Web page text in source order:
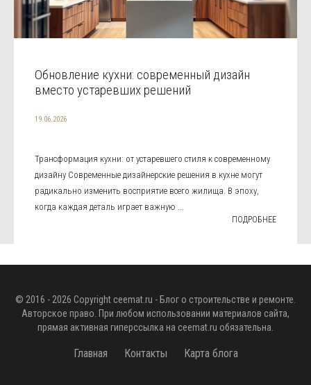
Обновление кухни: современный дизайн
вместо устаревших решений
19.06.2026
Трансформация кухни: от устаревшего стиля к современному
дизайну Современные дизайнерские решения в кухне могут
радикально изменить восприятие всего жилища. В эпоху,
когда каждая деталь играет важную ...
ПОДРОБНЕЕ
© 2016 - 2026 Copyright ceemat.ru - Блог о строительстве и ремонте.
Авторское право. При любом использовании материалов сайта,
прямая активная гиперссылка на ceemat.ru обязательна.
Главная Контакты Карта блога